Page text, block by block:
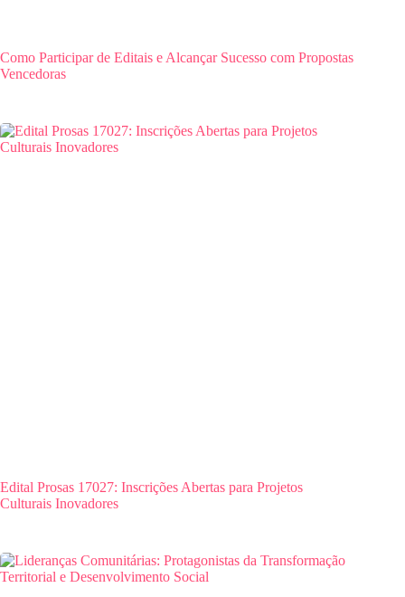
Como Participar de Editais e Alcançar Sucesso com Propostas
Vencedoras
Edital Prosas 17027: Inscrições Abertas para Projetos
Culturais Inovadores